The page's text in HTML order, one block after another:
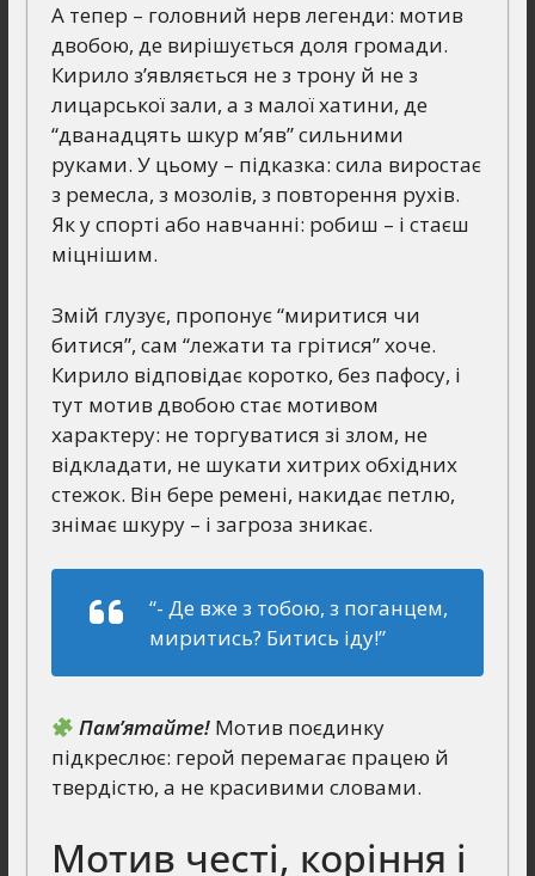
А тепер – головний нерв легенди: мотив
двобою, де вирішується доля громади.
Кирило з’являється не з трону й не з
лицарської зали, а з малої хатини, де
“двaнадцять шкур м’яв” сильними
руками. У цьому – підказка: сила виростає
з ремесла, з мозолів, з повторення рухів.
Як у спорті або навчанні: робиш – і стаєш
міцнішим.
Змій глузує, пропонує “миритися чи
битися”, сам “лежати та грітися” хоче.
Кирило відповідає коротко, без пафосу, і
тут мотив двобою стає мотивом
характеру: не торгуватися зі злом, не
відкладати, не шукати хитрих обхідних
стежок. Він бере ремені, накидає петлю,
знімає шкуру – і загроза зникає.
“- Де вже з тобою, з поганцем,
миритись? Битись іду!”
Пам’ятайте! Мотив поєдинку
підкреслює: герой перемагає працею й
твердістю, а не красивими словами.
Мотив честі, коріння і